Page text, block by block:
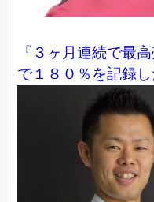
『３ヶ月連続で最
で１８０％を記録し